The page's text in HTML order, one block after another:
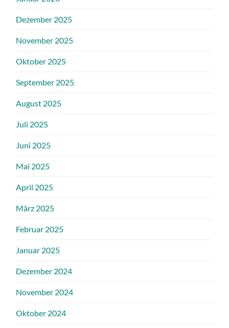
Dezember 2025
November 2025
Oktober 2025
September 2025
August 2025
Juli 2025
Juni 2025
Mai 2025
April 2025
März 2025
Februar 2025
Januar 2025
Dezember 2024
November 2024
Oktober 2024